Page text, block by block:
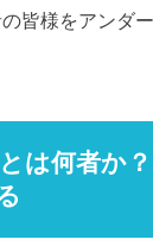
皆様をアンダ
は何者か